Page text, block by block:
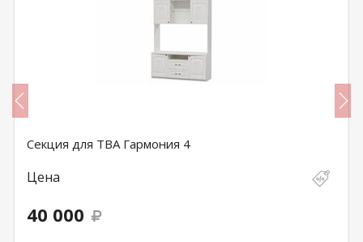
Секция для ТВА Гармония 4
Цена
40 000